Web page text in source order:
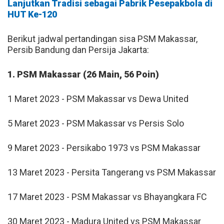
Lanjutkan Tradisi sebagai Pabrik Pesepakbola di
HUT Ke-120
Berikut jadwal pertandingan sisa PSM Makassar,
Persib Bandung dan Persija Jakarta:
1. PSM Makassar (26 Main, 56 Poin)
1 Maret 2023 - PSM Makassar vs Dewa United
5 Maret 2023 - PSM Makassar vs Persis Solo
9 Maret 2023 - Persikabo 1973 vs PSM Makassar
13 Maret 2023 - Persita Tangerang vs PSM Makassar
17 Maret 2023 - PSM Makassar vs Bhayangkara FC
30 Maret 2023 - Madura United vs PSM Makassar